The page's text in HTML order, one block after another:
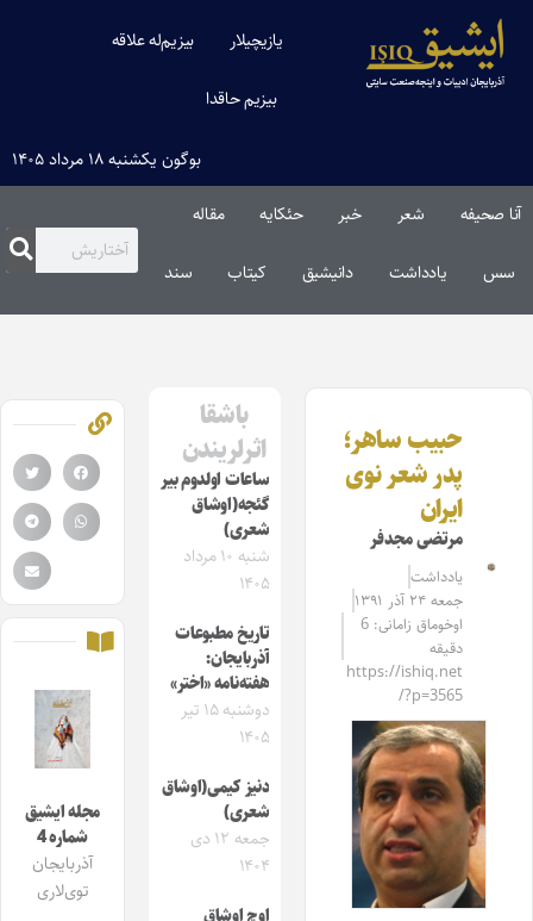
یازیچیلار بیزیم‌له علاقه
بیزیم حاقدا
بوگون یکشنبه ۱۸ مرداد ۱۴۰۵
آنا صحیفه شعر خبر حئکایه مقاله‌
سس یادداشت دانیشیق کیتاب سند
حبیب ساهر؛
پدر شعر نوی
ایران
مرتضی مجدفر
یادداشت
جمعه ۲۴ آذر ۱۳۹۱
اوخوماق زامانی: 6
دقیقه
https://ishiq.net
/?p=3565
باشقا
اثرلریندن
ساعات اولدوم بیر
گئجه(اوشاق
شعری)
شنبه ۱۰ مرداد
۱۴۰۵
تاریخ مطبوعات
آذربایجان:
هفته‌نامه «اختر»
دوشنبه ۱۵ تیر
۱۴۰۵
دنیز کیمی(اوشاق
شعری)
جمعه ۱۲ دی
۱۴۰۴
مجله ایشیق
شماره 4
آذربایجان
توی‌لاری